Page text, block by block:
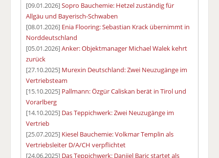
[09.01.2026]Sopro Bauchemie: Hetzel zuständig für
Allgäu und Bayerisch-Schwaben
[08.01.2026] Enia Flooring: Sebastian Krack übernimmt in
Norddeutschland
[05.01.2026]Anker: Objektmanager Michael Walek kehrt
zurück
[27.10.2025] Murexin Deutschland: Zwei Neuzugänge im
Vertriebsteam
[15.10.2025] Pallmann: Özgür Caliskan berät in Tirol und
Vorarlberg
[14.10.2025] Das Teppichwerk: Zwei Neuzugänge im
Vertrieb
[25.07.2025] Kiesel Bauchemie: Volkmar Templin als
Vertriebsleiter D/A/CH verpflichtet
[24.06.2025] Das Teppichwerk: Danijel Baric startet als